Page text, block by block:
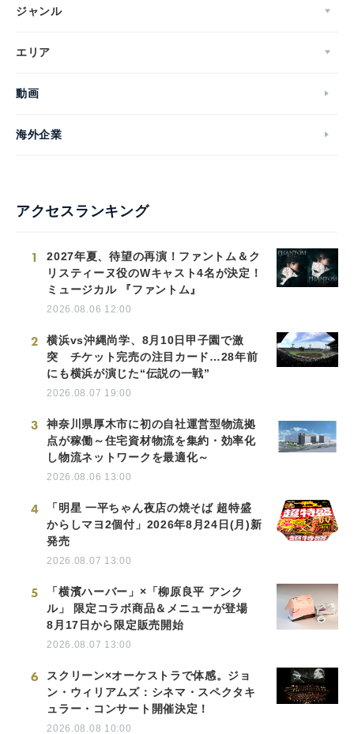
ジャンル
エリア
動画
海外企業
アクセスランキング
1
2027年夏、待望の再演！ファントム＆ク
リスティーヌ役のWキャスト4名が決定！
ミュージカル 『ファントム』
2026.08.06 12:00
2
横浜vs沖縄尚学、8月10日甲子園で激
突 チケット完売の注目カード…28年前
にも横浜が演じた“伝説の一戦”
2026.08.07 19:00
3
神奈川県厚木市に初の自社運営型物流拠
点が稼働～住宅資材物流を集約・効率化
し物流ネットワークを最適化～
2026.08.06 13:00
4
「明星 一平ちゃん夜店の焼そば 超特盛
からしマヨ2個付」2026年8月24日(月)新
発売
2026.08.07 13:00
5
「横濱ハーバー」×「柳原良平 アンク
ル」 限定コラボ商品＆メニューが登場
8月17日から限定販売開始
2026.08.07 13:00
6
スクリーン×オーケストラで体感。ジョ
ン・ウィリアムズ：シネマ・スペクタキ
ュラー・コンサート開催決定！
2026.08.08 10:00